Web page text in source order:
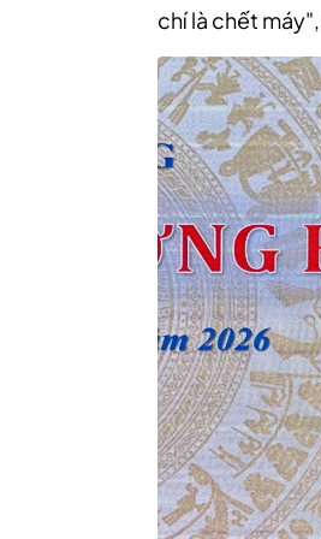
chí là chết